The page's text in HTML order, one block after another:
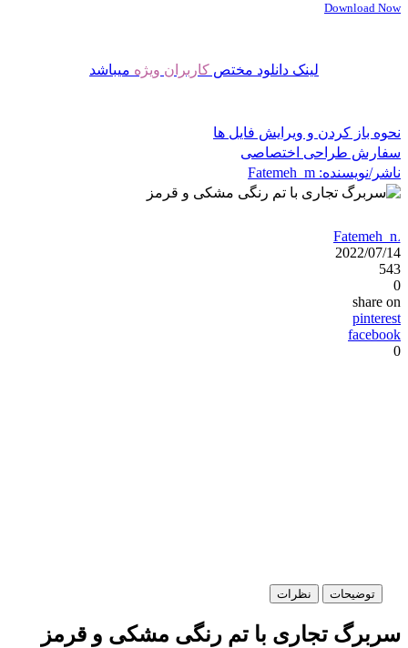
Download Now
لینک دانلود مختص کاربران ویژه میباشد
نحوه باز کردن و ویرایش فایل ها
سفارش طراحی اختصاصی
ناشر/نویسنده: Fatemeh_m
Fatemeh_m
2022/07/14
543
0
share on
pinterest
facebook
0
توضیحات نظرات
سربرگ تجاری با تم رنگی مشکی و قرمز